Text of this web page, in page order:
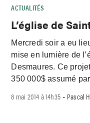
ACTUALITÉS
L’église de
Mercredi soir a eu
mise en lumière de
Desmaures. Ce
350 000$ assumé
8 mai 2014 à 14h35 - Pascal